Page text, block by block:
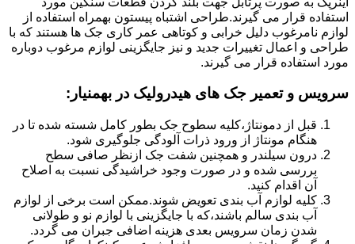
استفاده قرار می گیرند.طراحی اشتباه پیستون بهمراه استفاده از
لوازم نامرغوب دلیل خرابی و کوتاهی عمر کاری جک ها هستند که با
طراحی و اعمال تغییرات جدید و نیز جایگزینی لوازم مرغوب دوباره
مورد استفاده قرار می گیرند.
سرویس و تعمیر جک های هیدرولیک در بهمنیار :
قبل از دمونتاژ،کلیه سطوح جک بطور کامل شسته شده تا در
هنگام مونتاژ از ورود ذرات آلودگی جلوگیری شود.
درون سیلندر و همچنین شفت جک ازنظر صافی سطح
بررسی شده و در صورت وجود خراشیدگی نسبت به اصلاح
آن اقدام کنید.
کلیه لوازم آب بندی تعویض شوند.ممکن است برخی از لوازم
آب بندی سالم باشند،که با جایگزینی با لوازم نو و طولانی
شدن زمان سرویس بعدی هزینه اضافی جبران می گردد.